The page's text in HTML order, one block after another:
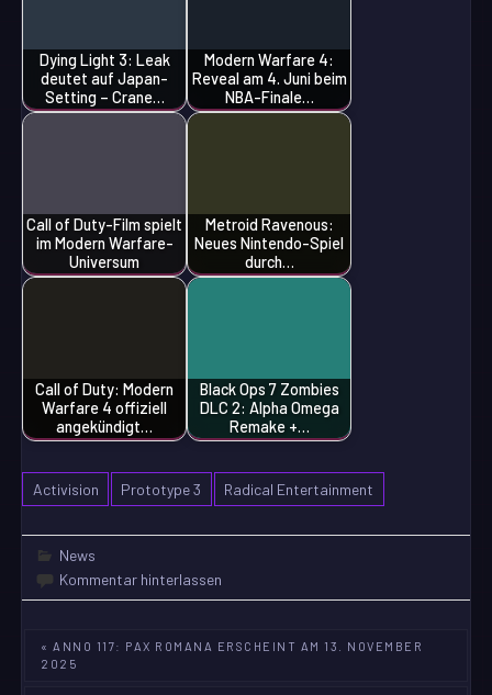
Dying Light 3: Leak
deutet auf Japan-
Setting – Crane…
Modern Warfare 4:
Reveal am 4. Juni beim
NBA-Finale…
Call of Duty-Film spielt
im Modern Warfare-
Universum
Metroid Ravenous:
Neues Nintendo-Spiel
durch…
Call of Duty: Modern
Warfare 4 offiziell
angekündigt…
Black Ops 7 Zombies
DLC 2: Alpha Omega
Remake +…
Activision Prototype 3 Radical Entertainment
News
Kommentar hinterlassen
Beitragsnavigation
« ANNO 117: PAX ROMANA ERSCHEINT AM 13. NOVEMBER
2025